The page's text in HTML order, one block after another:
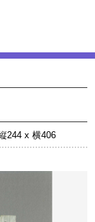
244 x 横406